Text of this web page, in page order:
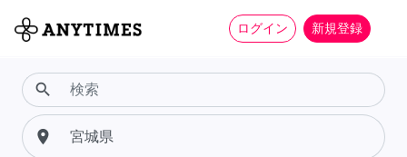
ログイン 新規登録
search
place